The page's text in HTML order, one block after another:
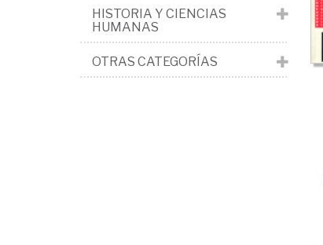
HISTORIA Y CIENCIAS
HUMANAS
OTRAS CATEGORÍAS